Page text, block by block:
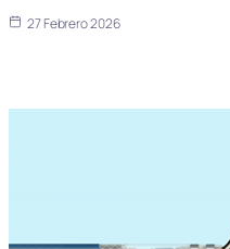
27 Febrero 2026